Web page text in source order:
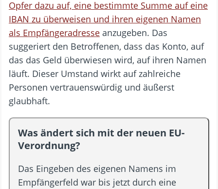
Opfer dazu auf, eine bestimmte Summe auf eine
IBAN zu überweisen und ihren eigenen Namen
als Empfängeradresse anzugeben. Das
suggeriert den Betroffenen, dass das Konto, auf
das das Geld überwiesen wird, auf ihren Namen
läuft. Dieser Umstand wirkt auf zahlreiche
Personen vertrauenswürdig und äußerst
glaubhaft.
Was ändert sich mit der neuen EU-
Verordnung?
Das Eingeben des eigenen Namens im
Empfängerfeld war bis jetzt durch eine